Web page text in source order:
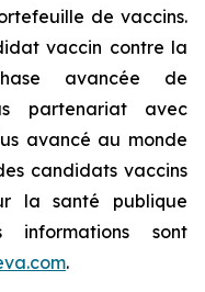
de vaccins.
vaccin contre la
avancée de
partenariat avec
avancé au monde
candidats vaccins
la santé publique
informations sont
.